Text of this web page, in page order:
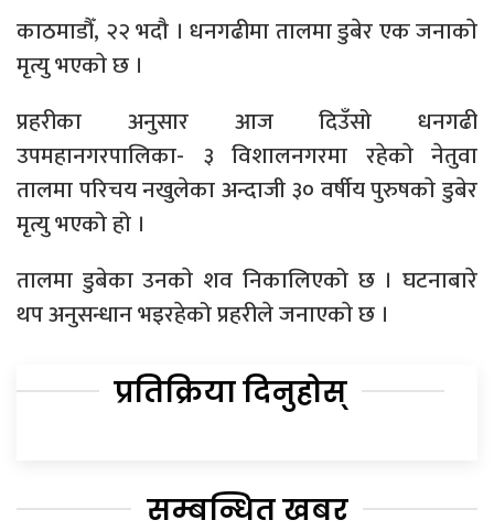
काठमाडौँ, २२ भदौ । धनगढीमा तालमा डुबेर एक जनाकाे
मृत्यु भएकाे छ ।
प्रहरीका अनुसार आज दिउँसो धनगढी
उपमहानगरपालिका- ३ विशालनगरमा रहेकाे नेतुवा
तालमा परिचय नखुलेका अन्दाजी ३० वर्षीय पुरुषकाे डुबेर
मृत्यु भएको हो ।
तालमा डुबेका उनकाे शव निकालिएको छ । घटनाबारे
थप अनुसन्धान भइरहेको प्रहरीले जनाएकाे छ ।
प्रतिक्रिया दिनुहोस्
सम्बन्धित खबर